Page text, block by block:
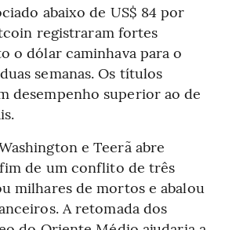
abaixo de US$ 84 por
registraram fortes
o dólar caminhava para o
semanas. Os títulos
desempenho superior ao de
e Teerã abre
de um conflito de três
milhares de mortos e abalou
A retomada dos